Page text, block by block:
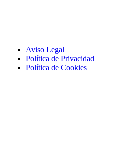
Aviso Legal
Política de Privacidad
Política de Cookies